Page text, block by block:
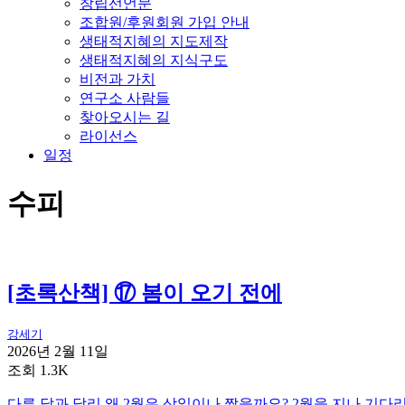
창립선언문
조합원/후원회원 가입 안내
생태적지혜의 지도제작
생태적지혜의 지식구도
비전과 가치
연구소 사람들
찾아오시는 길
라이선스
일정
수피
[초록산책] ⑰ 봄이 오기 전에
강세기
2026년 2월 11일
조회 1.3K